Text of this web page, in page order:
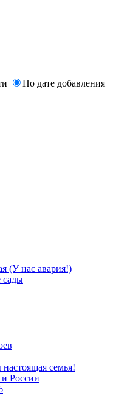
По дате добавления
(У нас авария!)
сады
семья!
России